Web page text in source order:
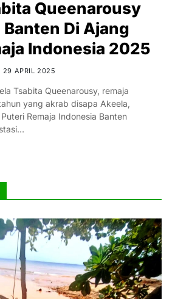
Queenarousy
Banten Di Ajang
Indonesia 2025
29 APRIL 2025
Tsabita Queenarousy, remaja
yang akrab disapa Akeela,
Remaja Indonesia Banten